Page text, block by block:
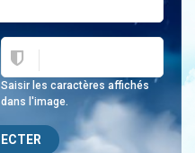
Saisir les caractères affichés
dans l'image.